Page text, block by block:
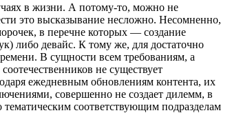
в жизни. А потому-то, можно не
это высказывание несложно. Несомненно,
в перечне которых — создание
либо девайс. К тому же, для достаточно
В сущности всем требованиям, а
не существует
ежедневным обновлениям контента, их
совершенно не создает дилемм, в
соответствующим подразделам